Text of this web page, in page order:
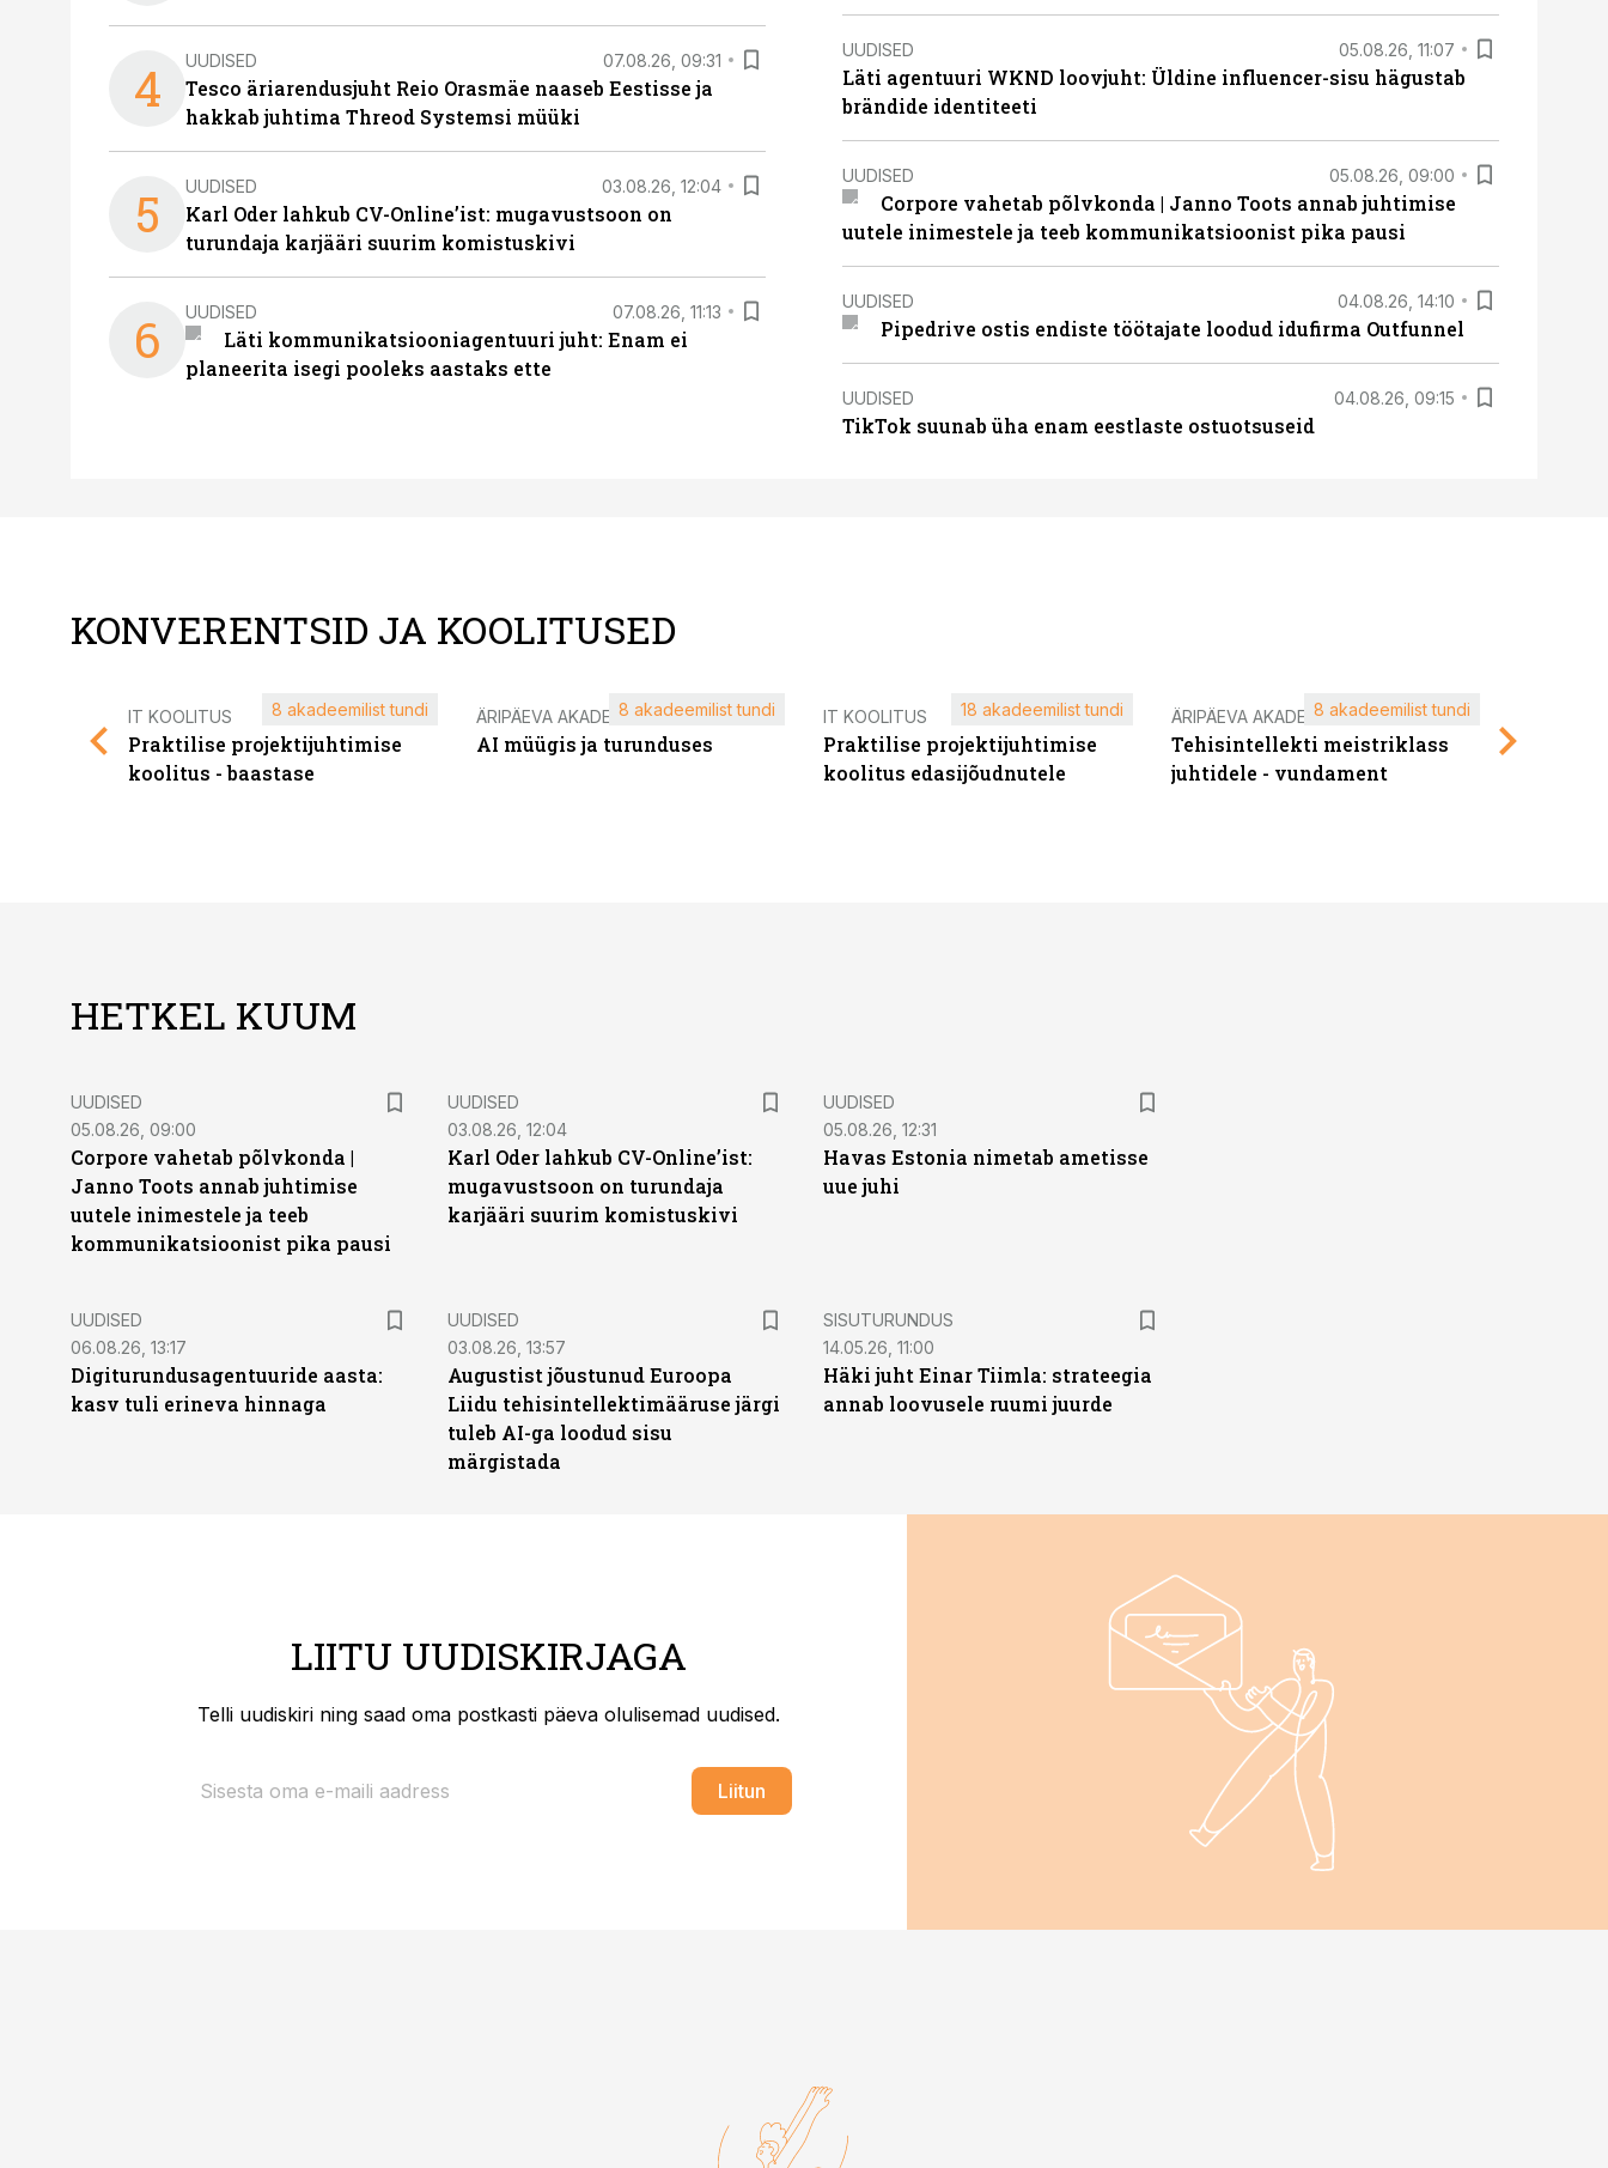
4 UUDISED 07.08.26, 09:31
Tesco äriarendusjuht Reio Orasmäe naaseb Eestisse ja
hakkab juhtima Threod Systemsi müüki
5 UUDISED 03.08.26, 12:04
Karl Oder lahkub CV-Online’ist: mugavustsoon on
turundaja karjääri suurim komistuskivi
6 UUDISED 07.08.26, 11:13
Läti kommunikatsiooniagentuuri juht: Enam ei
planeerita isegi pooleks aastaks ette
UUDISED 05.08.26, 11:07
Läti agentuuri WKND loovjuht: Üldine influencer-sisu hägustab
brändide identiteeti
UUDISED 05.08.26, 09:00
Corpore vahetab põlvkonda | Janno Toots annab juhtimise
uutele inimestele ja teeb kommunikatsioonist pika pausi
UUDISED 04.08.26, 14:10
Pipedrive ostis endiste töötajate loodud idufirma Outfunnel
UUDISED 04.08.26, 09:15
TikTok suunab üha enam eestlaste ostuotsuseid
KONVERENTSID JA KOOLITUSED
IT KOOLITUS
Praktilise projektijuhtimise
koolitus - baastase
8 akadeemilist tundi ÄRIPÄEVA AKADEEMIA
AI müügis ja turunduses
8 akadeemilist tundi IT KOOLITUS
Praktilise projektijuhtimise
koolitus edasijõudnutele
18 akadeemilist tundi ÄRIPÄEVA AKADEEMIA
Tehisintellekti meistriklass
juhtidele - vundament
8 akadeemilist tundi
HETKEL KUUM
UUDISED
05.08.26, 09:00
Corpore vahetab põlvkonda |
Janno Toots annab juhtimise
uutele inimestele ja teeb
kommunikatsioonist pika pausi
UUDISED
03.08.26, 12:04
Karl Oder lahkub CV-Online’ist:
mugavustsoon on turundaja
karjääri suurim komistuskivi
UUDISED
05.08.26, 12:31
Havas Estonia nimetab ametisse
uue juhi
UUDISED
06.08.26, 13:17
Digiturundusagentuuride aasta:
kasv tuli erineva hinnaga
UUDISED
03.08.26, 13:57
Augustist jõustunud Euroopa
Liidu tehisintellektimääruse järgi
tuleb AI-ga loodud sisu
märgistada
ST
SISUTURUNDUS
14.05.26, 11:00
Häki juht Einar Tiimla: strateegia
annab loovusele ruumi juurde
LIITU UUDISKIRJAGA
Telli uudiskiri ning saad oma postkasti päeva olulisemad uudised.
Liitun